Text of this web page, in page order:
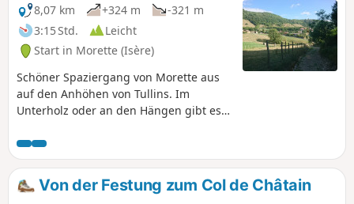
Schwimmbecken mit besonders klarem
(und… kaltem) Wasser genießen.
8,07 km +324 m
-321 m
3:15 Std.
Leicht
Start in Morette (Isère)
Schöner Spaziergang von Morette aus
auf den Anhöhen von Tullins. Im
Unterholz oder an den Hängen gibt es
Landschaften zu entdecken. Ein schöner
Aufstieg in der Richtung, in der wir ihn
gemacht haben. In der anderen
Richtung ist es einfacher.
Von der Festung zum Col de Châtain